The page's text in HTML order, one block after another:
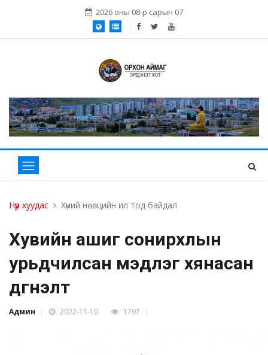
2026 оны 08-р сарын 07
Нүүр хуудас Хүний нөөцийн ил тод байдал
Хувийн ашиг сонирхлын
урьдчилсан мэдүүлэг хянасан
дүгнэлт
Админ 2022-11-10 1797